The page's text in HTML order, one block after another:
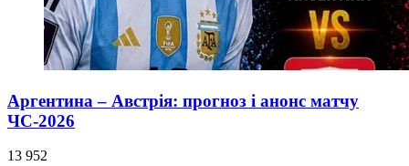
Аргентина – Австрія: прогноз і анонс матчу
ЧС-2026
13 952